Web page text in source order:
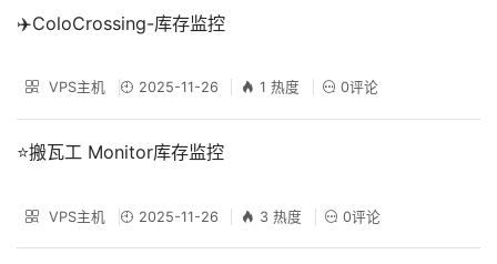
✈️ColoCrossing-库存监控
VPS主机 2025-11-26 1 热度 0评论
⭐搬瓦工 Monitor库存监控
VPS主机 2025-11-26 3 热度 0评论